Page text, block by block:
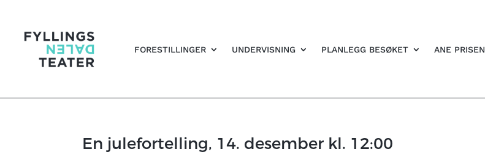
FORESTILLINGER UNDERVISNING PLANLEGG BESØKET ANE PRISEN
En julefortelling, 14. desember kl. 12:00